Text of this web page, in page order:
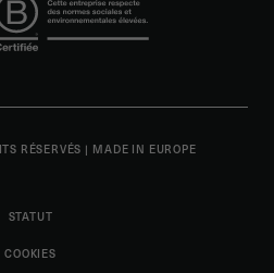
RÉSERVÉS | MADE IN EUROPE
STATUT
COOKIES